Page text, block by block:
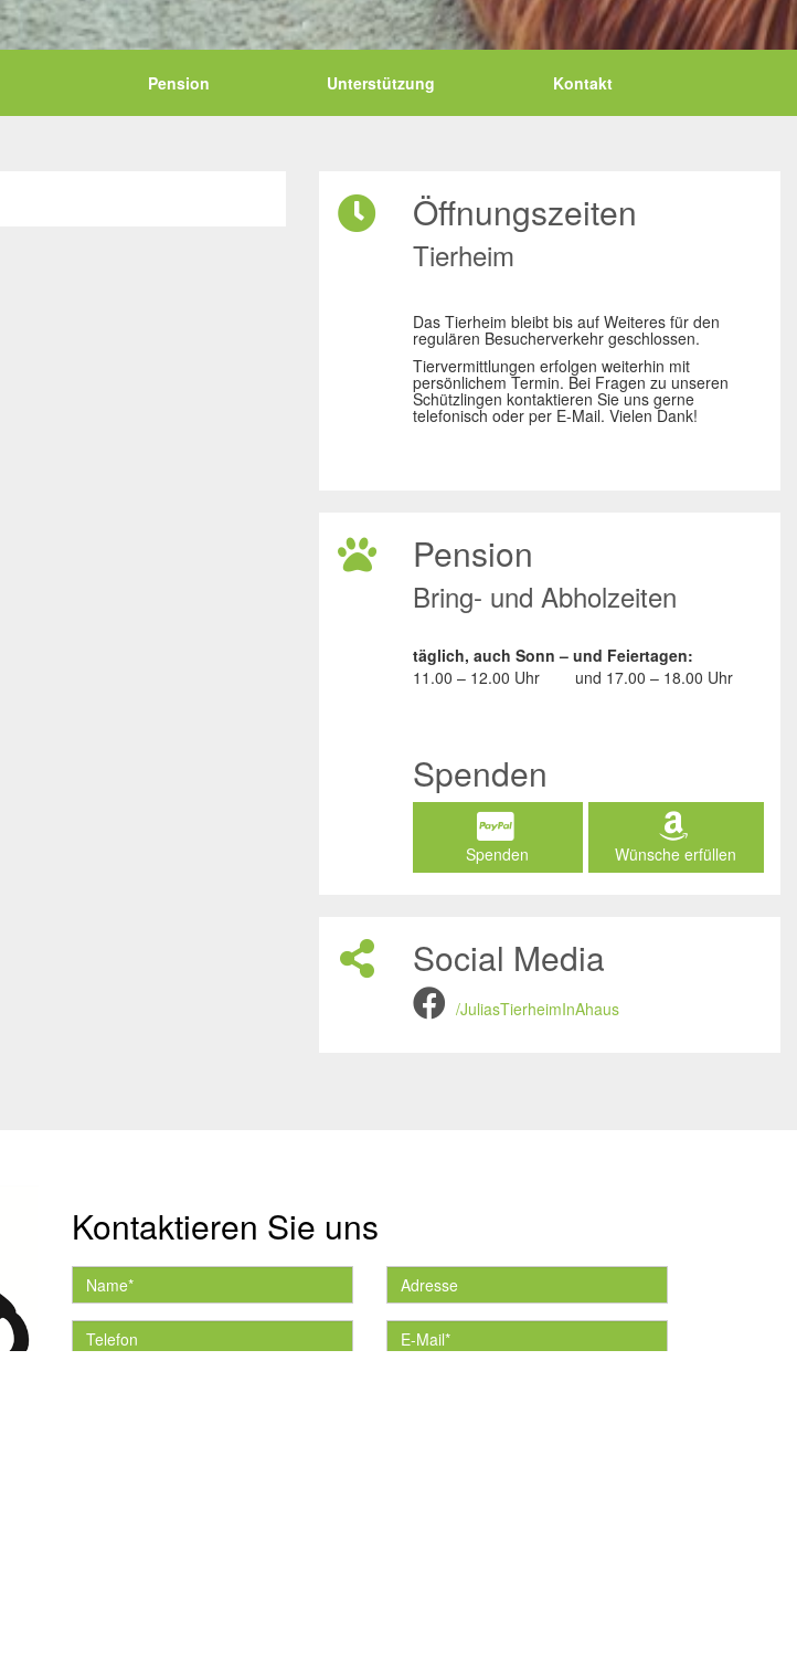
Pension Unterstützung Kontakt
Öffnungszeiten
Tierheim
Das Tierheim bleibt bis auf Weiteres für den
regulären Besucherverkehr geschlossen.
Tiervermittlungen erfolgen weiterhin mit
persönlichem Termin. Bei Fragen zu unseren
Schützlingen kontaktieren Sie uns gerne
telefonisch oder per E-Mail. Vielen Dank!
Pension
Bring- und Abholzeiten
täglich, auch Sonn – und Feiertagen:
11.00 – 12.00 Uhr
und 17.00 – 18.00 Uhr
Spenden
Spenden Wünsche erfüllen
Social Media
/JuliasTierheimInAhaus
Kontaktieren Sie uns